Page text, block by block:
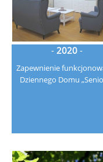
- 2020 -
Zapewnienie
Dziennego Domu